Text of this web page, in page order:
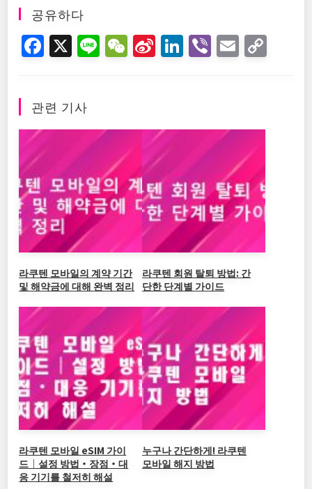
공유하다
F
e
b
o
k
X Li W
at
Si
ei
b
o
Li
dI
n
Vi E
관련 기사
라쿠텐 모바일의 계약 기간
및 해약금에 대해 완벽 정리
라쿠텐 회원 탈퇴 방법: 간
단한 단계별 가이드
라쿠텐 모바일 eSIM 가이
드｜설정 방법・장점・대
응 기기를 철저히 해설
누구나 간단하게! 라쿠텐
모바일 해지 방법